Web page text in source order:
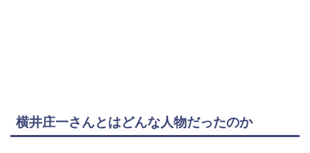
横井庄一さんとはどんな人物だったのか